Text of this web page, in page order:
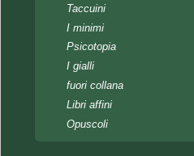
Taccuini
I minimi
Psicotopia
I gialli
fuori collana
Libri affini
Opuscoli